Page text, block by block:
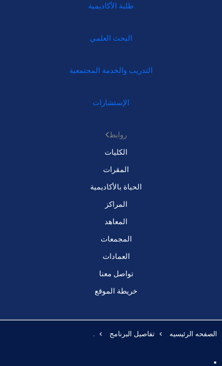
طلبة الأكاديمية
البحث العلمي
التدريب والخدمة المجتمعية
الإستشارات
روابط
الكليات
المقرات
الحياة بالأكاديمية
المراكز
المعاهد
المجمعات
العمادات
تواصل معنا
خريطة الموقع
الصفحه الرئيسيه تفاصيل البرنامج .
.